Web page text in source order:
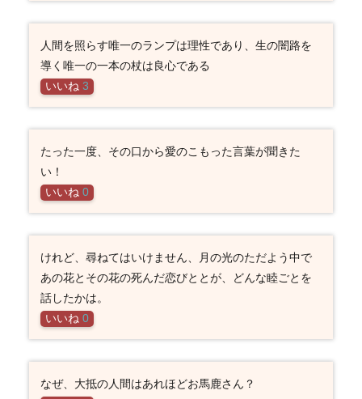
人間を照らす唯一のランプは理性であり、生の闇路を
導く唯一の一本の杖は良心である
いいね 3
たった一度、その口から愛のこもった言葉が聞きた
い！
いいね 0
けれど、尋ねてはいけません、月の光のただよう中で
あの花とその花の死んだ恋びととが、どんな睦ごとを
話したかは。
いいね 0
なぜ、大抵の人間はあれほどお馬鹿さん？